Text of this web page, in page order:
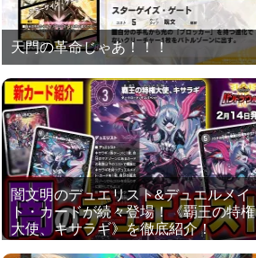
天門の革命じゃあ！！！
闇文明のデュエリスト&デュエルメイ
ト・カードが続々登場！《覇王の特権
大使、キサラギ》を徹底紹介！